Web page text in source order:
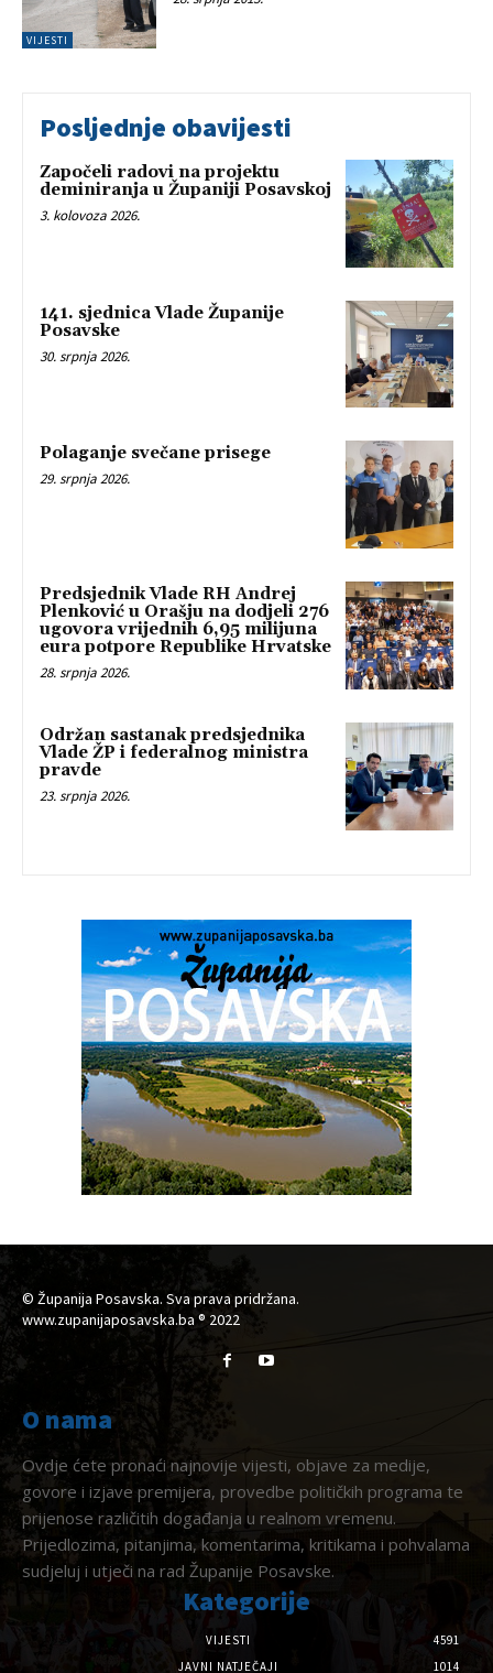
VIJESTI
Posljednje obavijesti
Započeli radovi na projektu
deminiranja u Županiji Posavskoj
3. kolovoza 2026.
141. sjednica Vlade Županije
Posavske
30. srpnja 2026.
Polaganje svečane prisege
29. srpnja 2026.
Predsjednik Vlade RH Andrej
Plenković u Orašju na dodjeli 276
ugovora vrijednih 6,95 milijuna
eura potpore Republike Hrvatske
28. srpnja 2026.
Održan sastanak predsjednika
Vlade ŽP i federalnog ministra
pravde
23. srpnja 2026.
© Županija Posavska. Sva prava pridržana.
www.zupanijaposavska.ba ® 2022
O nama
Ovdje ćete pronaći najnovije vijesti, objave za medije,
govore i izjave premijera, provedbe političkih programa te
prijenose različitih događanja u realnom vremenu.
Prijedlozima, pitanjima, komentarima, kritikama i pohvalama
sudjeluj i utječi na rad Županije Posavske.
Kategorije
VIJESTI
4591
JAVNI NATJEČAJI
1014